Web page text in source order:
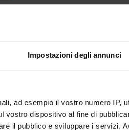
Impostazioni degli annunci
ad esempio il vostro numero IP,
dispositivo al fine di
il pubblico e sviluppare i servizi.